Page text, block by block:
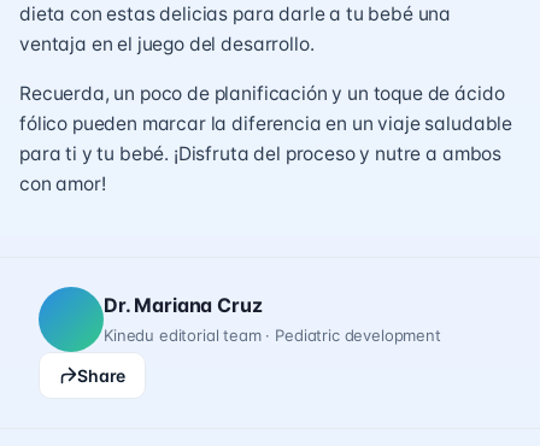
dieta con estas delicias para darle a tu bebé una
ventaja en el juego del desarrollo.
Recuerda, un poco de planificación y un toque de ácido
fólico pueden marcar la diferencia en un viaje saludable
para ti y tu bebé. ¡Disfruta del proceso y nutre a ambos
con amor!
Dr. Mariana Cruz
Kinedu editorial team · Pediatric development
Share